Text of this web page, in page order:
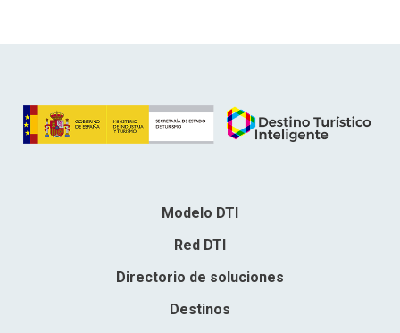
Modelo DTI
Red DTI
Directorio de soluciones
Destinos